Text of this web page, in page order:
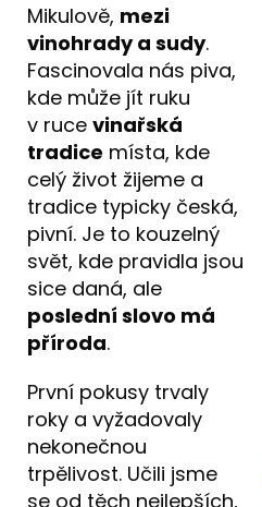
Mikulově, mezi
vinohrady a sudy.
Fascinovala nás piva,
kde může jít ruku
v ruce vinařská
tradice místa, kde
celý život žijeme a
tradice typicky česká,
pivní. Je to kouzelný
svět, kde pravidla jsou
sice daná, ale
poslední slovo má
příroda.
První pokusy trvaly
roky a vyžadovaly
nekonečnou
trpělivost. Učili jsme
se od těch nejlepších,